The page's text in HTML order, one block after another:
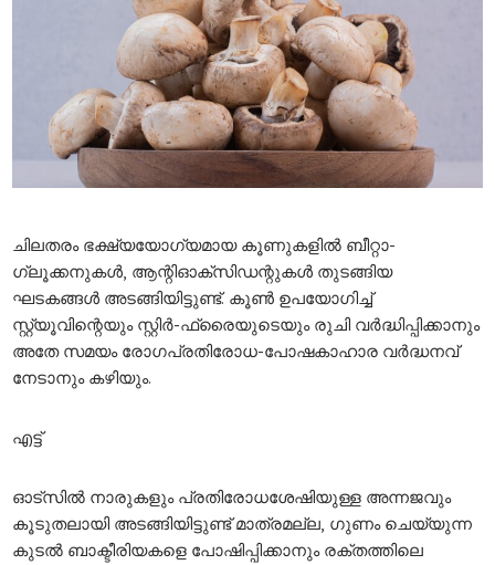
ചിലതരം ഭക്ഷ്യയോഗ്യമായ കൂണുകളിൽ ബീറ്റാ-
ഗ്ലൂക്കനുകൾ, ആന്റിഓക്‌സിഡന്റുകൾ തുടങ്ങിയ
ഘടകങ്ങൾ അടങ്ങിയിട്ടുണ്ട്. കൂൺ ഉപയോഗിച്ച്
സ്റ്റ്യൂവിന്റെയും സ്റ്റിർ-ഫ്രൈയുടെയും രുചി വർദ്ധിപ്പിക്കാനും
അതേ സമയം രോഗപ്രതിരോധ-പോഷകാഹാര വർദ്ധനവ്
നേടാനും കഴിയും.
എട്ട്
ഓട്സിൽ നാരുകളും പ്രതിരോധശേഷിയുള്ള അന്നജവും
കൂടുതലായി അടങ്ങിയിട്ടുണ്ട് മാത്രമല്ല, ഗുണം ചെയ്യുന്ന
കുടൽ ബാക്ടീരിയകളെ പോഷിപ്പിക്കാനും രക്തത്തിലെ